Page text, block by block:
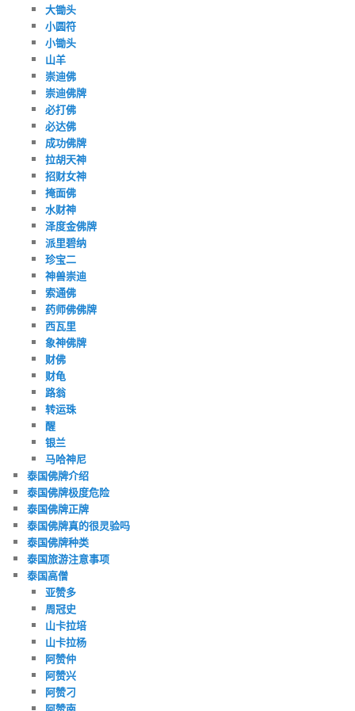
大锄头
小圆符
小锄头
山羊
崇迪佛
崇迪佛牌
必打佛
必达佛
成功佛牌
拉胡天神
招财女神
掩面佛
水财神
泽度金佛牌
派里碧纳
珍宝二
神兽崇迪
索通佛
药师佛佛牌
西瓦里
象神佛牌
财佛
财龟
路翁
转运珠
醒
银兰
马哈神尼
泰国佛牌介绍
泰国佛牌极度危险
泰国佛牌正牌
泰国佛牌真的很灵验吗
泰国佛牌种类
泰国旅游注意事项
泰国高僧
亚赞多
周冠史
山卡拉培
山卡拉杨
阿赞仲
阿赞兴
阿赞刁